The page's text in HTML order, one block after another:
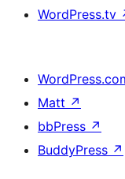
WordPress.tv
Matt ↗
bbPress ↗
BuddyPress ↗